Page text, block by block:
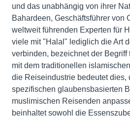
und das unabhängig von ihrer
Bahardeen, Geschäftsführer von
weltweit führenden Experten für
viele mit "Halal" lediglich die Art
verbinden, bezeichnet der
mit dem traditionellen
die Reiseindustrie bedeutet dies,
spezifischen glaubensbasierten
muslimischen Reisenden
beinhaltet sowohl die